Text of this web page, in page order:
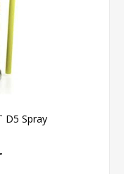
D5 Spray